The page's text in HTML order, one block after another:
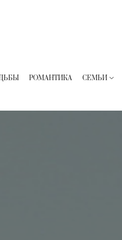
РОМАНТИКА СЕМЬИ